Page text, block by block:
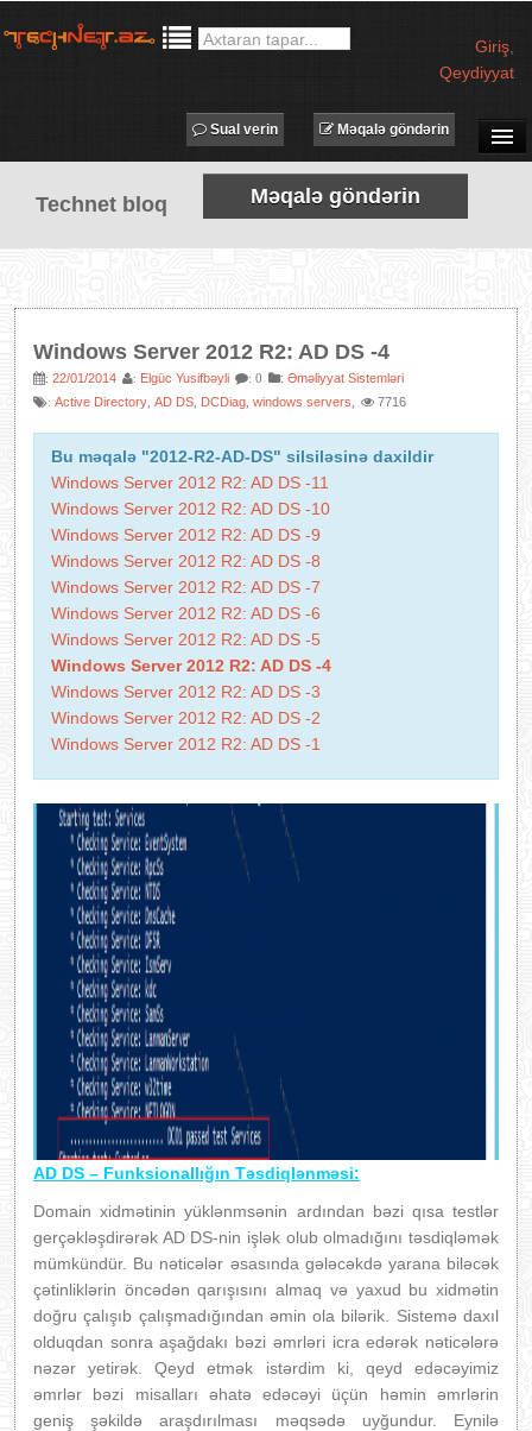
Giriş
Qeydiyyat
SUAL-CAVAB
TECHNET TV
MƏQALƏLƏR
AVADANLIQLAR
XƏBƏRLƏR
Məqalə göndərin
Sual verin
Technet bloq Məqalə göndərin
Windows Server 2012 R2: AD DS -4
: 22/01/2014 : Elgüc Yusifbəyli : 0 : Əməliyyat Sistemləri
: Active Directory AD DS DCDiag windows servers 7716
Bu məqalə "2012-R2-AD-DS" silsiləsinə daxildir
Windows Server 2012 R2: AD DS -11
Windows Server 2012 R2: AD DS -10
Windows Server 2012 R2: AD DS -9
Windows Server 2012 R2: AD DS -8
Windows Server 2012 R2: AD DS -7
Windows Server 2012 R2: AD DS -6
Windows Server 2012 R2: AD DS -5
Windows Server 2012 R2: AD DS -4
Windows Server 2012 R2: AD DS -3
Windows Server 2012 R2: AD DS -2
Windows Server 2012 R2: AD DS -1
AD DS – Funksionallığın Təsdiqlənməsi:
Domain xidmətinin yüklənmsənin ardından bəzi qısa testlər
gerçəkləşdirərək AD DS-nin işlək olub olmadığını təsdiqləmək
mümkündür. Bu nəticələr əsasında gələcəkdə yarana biləcək
çətinliklərin öncədən qarışısını almaq və yaxud bu xidmətin
doğru çalışıb çalışmadığından əmin ola bilərik. Sistemə daxıl
olduqdan sonra aşağdakı bəzi əmrləri icra edərək nəticələrə
nəzər yetirək. Qeyd etmək istərdim ki, qeyd edəcəyimiz
əmrlər bəzi misalları əhatə edəcəyi üçün həmin əmrlərin
geniş şəkildə araşdırılması məqsədə uyğundur. Eynilə